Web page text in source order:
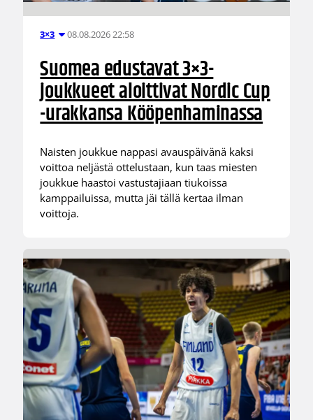
3×3 08.08.2026 22:58
Suomea edustavat 3×3-
joukkueet aloittivat Nordic Cup
-urakkansa Kööpenhaminassa
Naisten joukkue nappasi avauspäivänä kaksi
voittoa neljästä ottelustaan, kun taas miesten
joukkue haastoi vastustajiaan tiukoissa
kamppailuissa, mutta jäi tällä kertaa ilman
voittoja.